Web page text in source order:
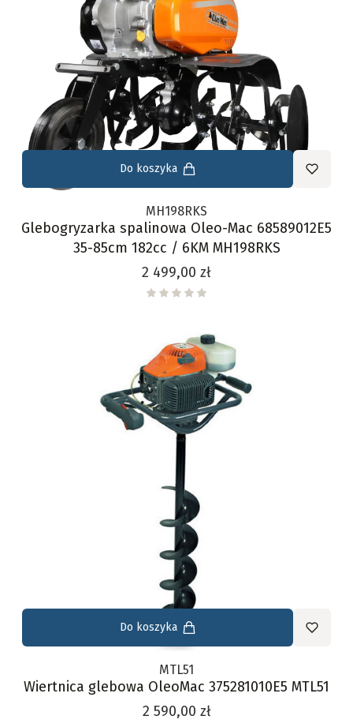
Do koszyka
MH198RKS
Glebogryzarka spalinowa Oleo-Mac 68589012E5
35-85cm 182cc / 6KM MH198RKS
Cena
2 499,00 zł
Do koszyka
MTL51
Wiertnica glebowa OleoMac 375281010E5 MTL51
Cena
2 590,00 zł